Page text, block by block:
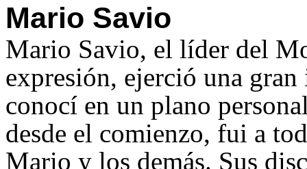
Mario Savio
Mario Savio, el líder del
expresión, ejerció una
conocí en un plano
desde el comienzo, fui a
Mario y los demás. Sus